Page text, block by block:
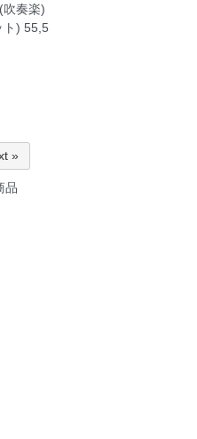
吹奏楽)
ト) 55,5
»
品